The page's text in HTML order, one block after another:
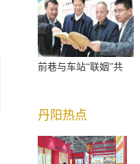
前巷与车站“联姻”共
丹阳热点